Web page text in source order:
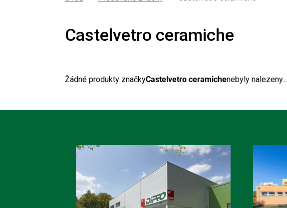
Castelvetro ceramiche
Žádné produkty značkyCastelvetro ceramichenebyly nalezeny...